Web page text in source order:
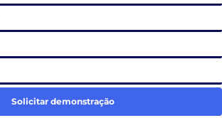
Solicitar demonstração